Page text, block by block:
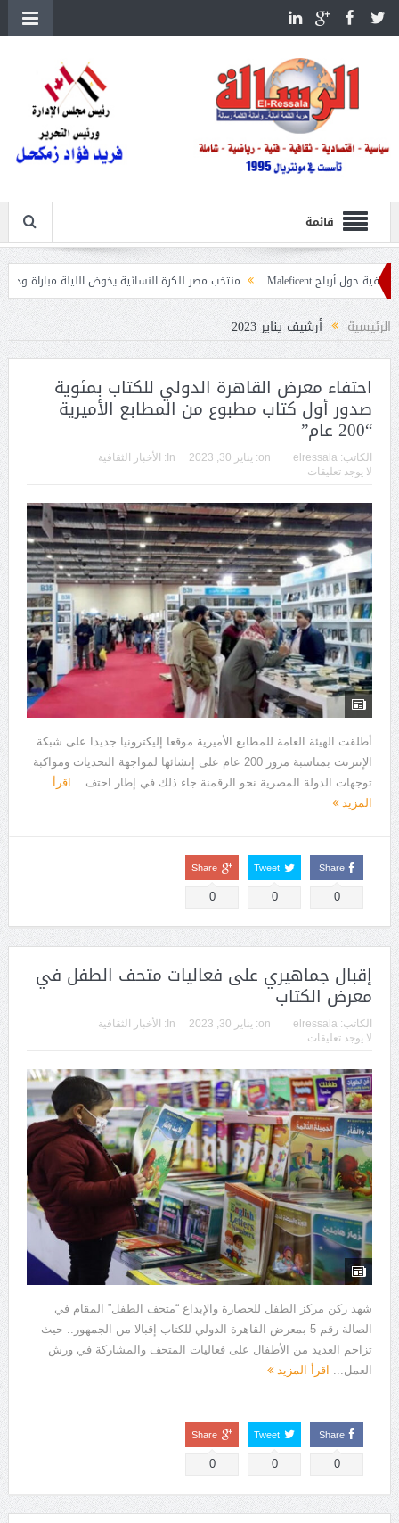
قائمة
منتخب مصر للكرة النسائية يخوض الليلة مباراة وداع أمم إفريقيا أمام نيجيريا
الرئيسية أرشيف يناير 2023
احتفاء معرض القاهرة الدولي للكتاب بمئوية
صدور أول كتاب مطبوع من المطابع الأميرية
“200 عام”
الكاتب: elressala
on: يناير 30, 2023 In: الأخبار الثقافية
لا يوجد تعليقات
أطلقت الهيئة العامة للمطابع الأميرية موقعا إليكترونيا جديدا على شبكة
الإنترنت بمناسبة مرور 200 عام على إنشائها لمواجهة التحديات ومواكبة
توجهات الدولة المصرية نحو الرقمنة جاء ذلك في إطار احتف... اقرأ
المزيد
Share
0
Tweet
0
Share
0
إقبال جماهيري على فعاليات متحف الطفل في
معرض الكتاب
الكاتب: elressala
on: يناير 30, 2023 In:
الأخبار الثقافية
لا يوجد تعليقات
شهد ركن مركز الطفل للحضارة والإبداع “متحف الطفل” المقام في
الصالة رقم 5 بمعرض القاهرة الدولي للكتاب إقبالا من الجمهور.. حيث
تزاحم العديد من الأطفال على فعاليات المتحف والمشاركة في ورش
العمل... اقرأ المزيد
Share
0
Tweet
0
Share
0